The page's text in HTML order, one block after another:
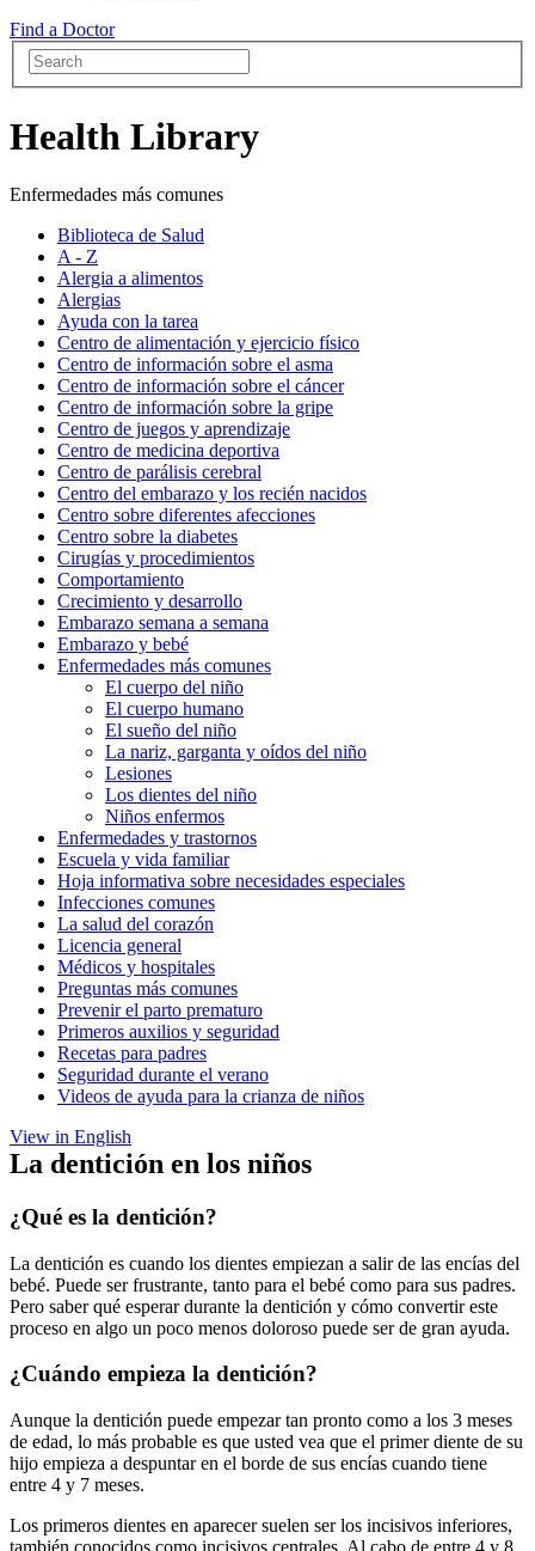
Find a Doctor
Health Library
Enfermedades más comunes
Biblioteca de Salud
A - Z
Alergia a alimentos
Alergias
Ayuda con la tarea
Centro de alimentación y ejercicio físico
Centro de información sobre el asma
Centro de información sobre el cáncer
Centro de información sobre la gripe
Centro de juegos y aprendizaje
Centro de medicina deportiva
Centro de parálisis cerebral
Centro del embarazo y los recién nacidos
Centro sobre diferentes afecciones
Centro sobre la diabetes
Cirugías y procedimientos
Comportamiento
Crecimiento y desarrollo
Embarazo semana a semana
Embarazo y bebé
Enfermedades más comunes
El cuerpo del niño
El cuerpo humano
El sueño del niño
La nariz, garganta y oídos del niño
Lesiones
Los dientes del niño
Niños enfermos
Enfermedades y trastornos
Escuela y vida familiar
Hoja informativa sobre necesidades especiales
Infecciones comunes
La salud del corazón
Licencia general
Médicos y hospitales
Preguntas más comunes
Prevenir el parto prematuro
Primeros auxilios y seguridad
Recetas para padres
Seguridad durante el verano
Videos de ayuda para la crianza de niños
View in English
La dentición en los niños
¿Qué es la dentición?
La dentición es cuando los dientes empiezan a salir de las encías del
bebé. Puede ser frustrante, tanto para el bebé como para sus padres.
Pero saber qué esperar durante la dentición y cómo convertir este
proceso en algo un poco menos doloroso puede ser de gran ayuda.
¿Cuándo empieza la dentición?
Aunque la dentición puede empezar tan pronto como a los 3 meses
de edad, lo más probable es que usted vea que el primer diente de su
hijo empieza a despuntar en el borde de sus encías cuando tiene
entre 4 y 7 meses.
Los primeros dientes en aparecer suelen ser los incisivos inferiores,